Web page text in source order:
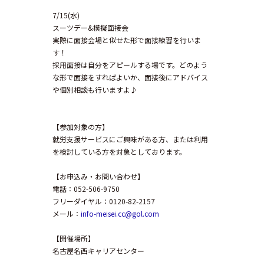
7/15(水)
スーツデー&模擬面接会
実際に面接会場と似せた形で面接練習を行いま
す！
採用面接は自分をアピールする場です。どのよう
な形で面接をすればよいか、面接後にアドバイス
や個別相談も行いますよ♪
【参加対象の方】
就労支援サービスにご興味がある方、または利用
を検討している方を対象としております。
【お申込み・お問い合わせ】
電話：052-506-9750
フリーダイヤル：0120-82-2157
メール： info-meisei.cc@gol.com
【開催場所】
名古屋名西キャリアセンター